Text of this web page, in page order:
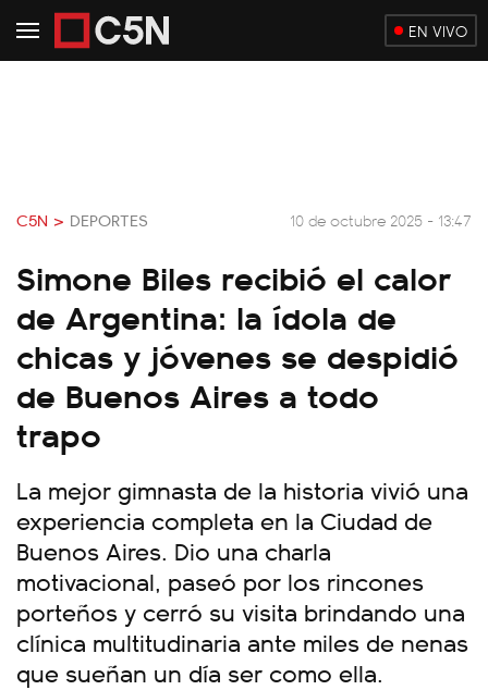
EN VIVO
C5N > DEPORTES 10 de octubre 2025 - 13:47
Simone Biles recibió el calor
de Argentina: la ídola de
chicas y jóvenes se despidió
de Buenos Aires a todo
trapo
La mejor gimnasta de la historia vivió una
experiencia completa en la Ciudad de
Buenos Aires. Dio una charla
motivacional, paseó por los rincones
porteños y cerró su visita brindando una
clínica multitudinaria ante miles de nenas
que sueñan un día ser como ella.